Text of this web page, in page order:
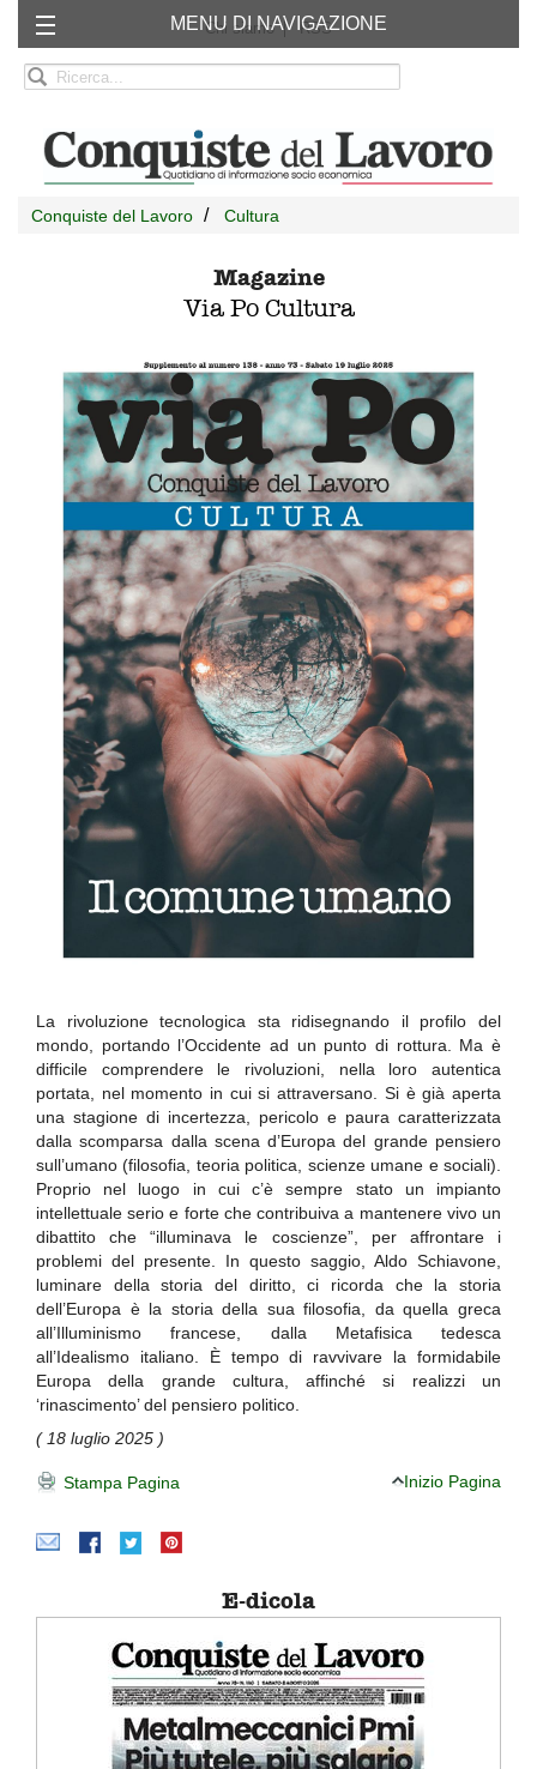
Chi siamo RSS
MENU DI NAVIGAZIONE
Conquiste del Lavoro Cultura
Magazine
Via Po Cultura
La rivoluzione tecnologica sta ridisegnando il profilo del
mondo, portando l’Occidente ad un punto di rottura. Ma è
difficile comprendere le rivoluzioni, nella loro autentica
portata, nel momento in cui si attraversano. Si è già aperta
una stagione di incertezza, pericolo e paura caratterizzata
dalla scomparsa dalla scena d’Europa del grande pensiero
sull’umano (filosofia, teoria politica, scienze umane e sociali).
Proprio nel luogo in cui c’è sempre stato un impianto
intellettuale serio e forte che contribuiva a mantenere vivo un
dibattito che “illuminava le coscienze”, per affrontare i
problemi del presente. In questo saggio, Aldo Schiavone,
luminare della storia del diritto, ci ricorda che la storia
dell’Europa è la storia della sua filosofia, da quella greca
all’Illuminismo francese, dalla Metafisica tedesca
all’Idealismo italiano. È tempo di ravvivare la formidabile
Europa della grande cultura, affinché si realizzi un
‘rinascimento’ del pensiero politico.
( 18 luglio 2025 )
Stampa Pagina Inizio Pagina
E-dicola